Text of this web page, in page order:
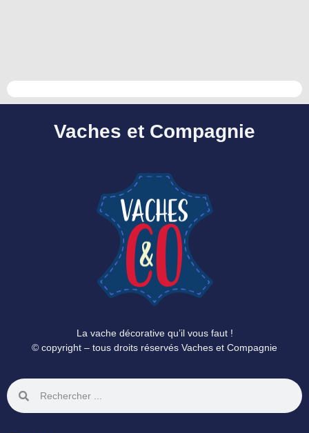
Vaches et Compagnie
La vache décorative qu’il vous faut !
© copyright – tous droits réservés Vaches et Compagnie